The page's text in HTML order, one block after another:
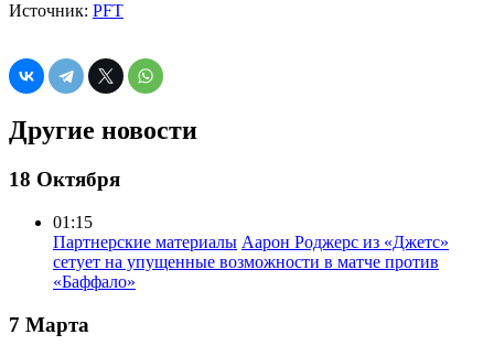
Источник: PFT
Другие новости
18 Октября
01:15
Партнерские материалы Аарон Роджерс из «Джетс»
сетует на упущенные возможности в матче против
«Баффало»
7 Марта